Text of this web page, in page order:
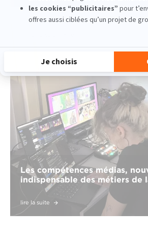
Les compétences médias,
indispensable des métiers de
lire la suite